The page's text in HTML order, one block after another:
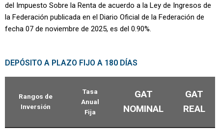
del Impuesto Sobre la Renta de acuerdo a la Ley de Ingresos de
la Federación publicada en el Diario Oficial de la Federación de
fecha 07 de noviembre de 2025, es del 0.90%.
DEPÓSITO A PLAZO FIJO A 180 DÍAS
Rangos de
Inversión
Tasa
Anual
Fija
GAT
NOMINAL
GAT
REAL